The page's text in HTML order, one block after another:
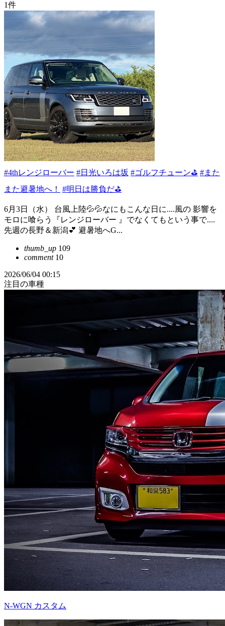
1件
#4thレンジローバー #日光いろは坂 #ゴルフチューン⛳ #また
また避暑地へ！
#明日は勝負だ⛳️
6月3日（水） 台風上陸💦💦なにもこんな日に....風の 影響を
モロに喰らう『レンジローバー 』でなくてもという事で....
先週の長野＆新潟💕 避暑地へG...
thumb_up 109
comment10
2026/06/04 00:15
注目の車種
N-WGN カスタム